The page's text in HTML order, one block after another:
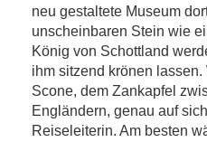
neu gestaltete Museum
unscheinbaren Stein wie
König von Schottland
ihm sitzend krönen
Scone, dem Zankapfel
Engländern, genau auf
Reiseleiterin. Am besten